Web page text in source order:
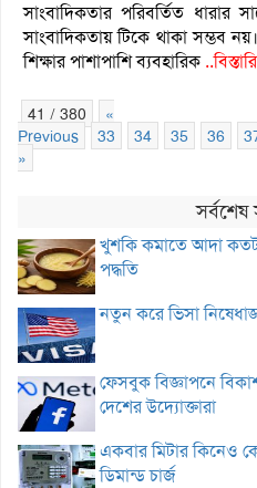
সাংবাদিকতার পরিবর্তিত ধারার
সাংবাদিকতায় টিকে থাকা সম্ভব
শিক্ষার পাশাপাশি ব্যবহারিক
41 / 380
«
Previous
33 34 35 36
»
সর্বশেষ
খুশকি কমাতে আদা
পদ্ধতি
নতুন করে ভিসা
ফেসবুক বিজ্ঞাপনে
দেশের উদ্যোক্তারা
একবার মিটার কিনেও
ডিমান্ড চার্জ